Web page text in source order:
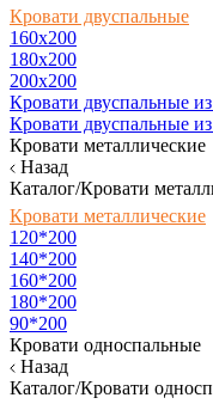
Кровати двуспальные
160х200
180x200
200x200
Кровати двуспальные
Кровати двуспальные
Кровати металлические
Назад
Каталог/Кровати
Кровати металлические
120*200
140*200
160*200
180*200
90*200
Кровати односпальные
Назад
Каталог/Кровати